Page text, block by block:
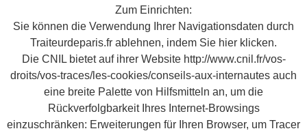
Zum Einrichten:
Sie können die Verwendung Ihrer Navigationsdaten durch
Traiteurdeparis.fr ablehnen, indem Sie hier klicken.
Die CNIL bietet auf ihrer Website http://www.cnil.fr/vos-
droits/vos-traces/les-cookies/conseils-aux-internautes auch
eine breite Palette von Hilfsmitteln an, um die
Rückverfolgbarkeit Ihres Internet-Browsings
einzuschränken: Erweiterungen für Ihren Browser, um Tracer